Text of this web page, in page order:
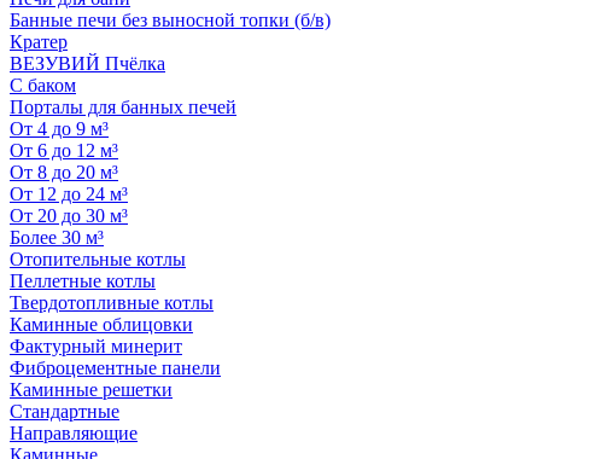
Банные печи без выносной топки (б/в)
Кратер
ВЕЗУВИЙ Пчёлка
С баком
Порталы для банных печей
От 4 до 9 м³
От 6 до 12 м³
От 8 до 20 м³
От 12 до 24 м³
От 20 до 30 м³
Более 30 м³
Отопительные котлы
Пеллетные котлы
Твердотопливные котлы
Каминные облицовки
Фактурный минерит
Фиброцементные панели
Каминные решетки
Стандартные
Направляющие
Каминные